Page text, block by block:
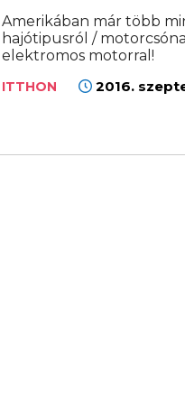
Amerikában már több
hajótipusról /
elektromos motorral!
ITTHON 2016.